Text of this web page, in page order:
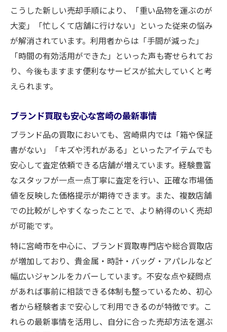
こうした新しい売却手順により、「重い品物を運ぶのが
大変」「忙しくて店舗に行けない」といった従来の悩み
が解消されています。利用者からは「手間が減った」
「時間の有効活用ができた」といった声も寄せられてお
り、今後もますます便利なサービスが拡大していくと考
えられます。
ブランド買取も安心な宮崎の最新事情
ブランド品の買取においても、宮崎県内では「箱や保証
書がない」「キズや汚れがある」といったアイテムでも
安心して査定依頼できる店舗が増えています。経験豊富
なスタッフが一点一点丁寧に査定を行い、正確な市場価
値を反映した価格提示が期待できます。また、複数店舗
での比較がしやすくなったことで、より納得のいく売却
が可能です。
特に宮崎市を中心に、ブランド買取専門店や総合買取店
が増加しており、貴金属・時計・バッグ・アパレルなど
幅広いジャンルをカバーしています。不安な点や疑問点
があれば事前に相談できる体制も整っているため、初心
者から経験者まで安心して利用できるのが特徴です。こ
れらの最新事情を活用し、自分に合った売却方法を選ぶ